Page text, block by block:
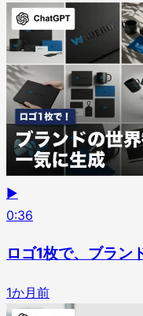
▶
0:36
ロゴ1枚で、ブラン
1か月前